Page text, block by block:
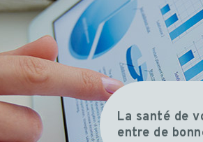
La santé de
entre de